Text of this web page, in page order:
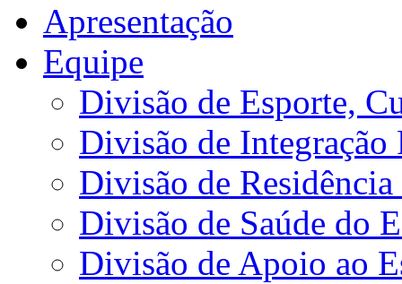
Apresentação
Equipe
Divisão de Esporte,
Divisão de Integração
Divisão de
Divisão de Saúde do
Divisão de Apoio ao